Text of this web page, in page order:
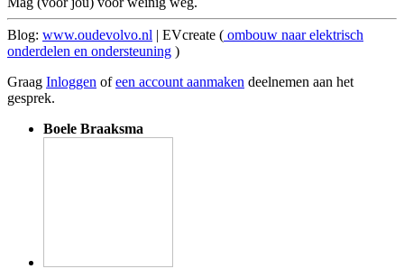
Blog: www.oudevolvo.nl | EVcreate ( ombouw naar elektrisch
onderdelen en ondersteuning )
Graag Inloggen ofeen account aanmaken deelnemen aan het
gesprek.
Boele Braaksma